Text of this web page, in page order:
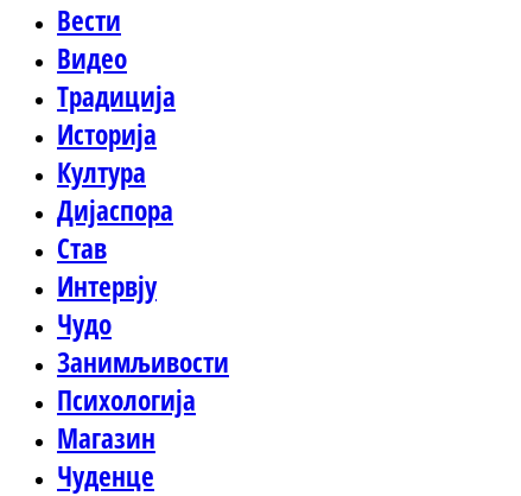
Вести
Видео
Традиција
Историја
Култура
Дијаспора
Став
Интервју
Чудо
Занимљивости
Психологија
Магазин
Чуденце